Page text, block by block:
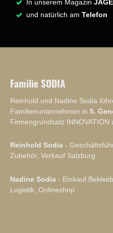
In unserem Magazin
und natürlich am Telefon
Familie SODIA
Reinhold und Nadine Sodia
Familienunternehmen in 5.
Firmengrundsatz INNOVATION
Reinhold Sodia -
Zubehör, Verkauf Salzburg
Nadine Sodia - Einkauf
Logistik, Onlineshop